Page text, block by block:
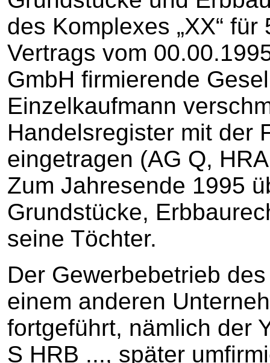
des Komplexes „XX“
Vertrags vom
GmbH firmierende
Einzelkaufmann
Handelsregister mit der
eingetragen (AG Q,
Zum Jahresende 1995
Grundstücke,
seine Töchter.
Der Gewerbebetrieb
einem anderen
fortgeführt, nämlich der
S HRB ..., später